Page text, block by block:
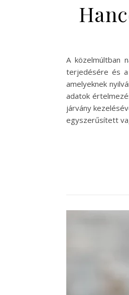
A közelmúltban
terjedésére és a
amelyeknek
adatok
járvány
egyszerűsített